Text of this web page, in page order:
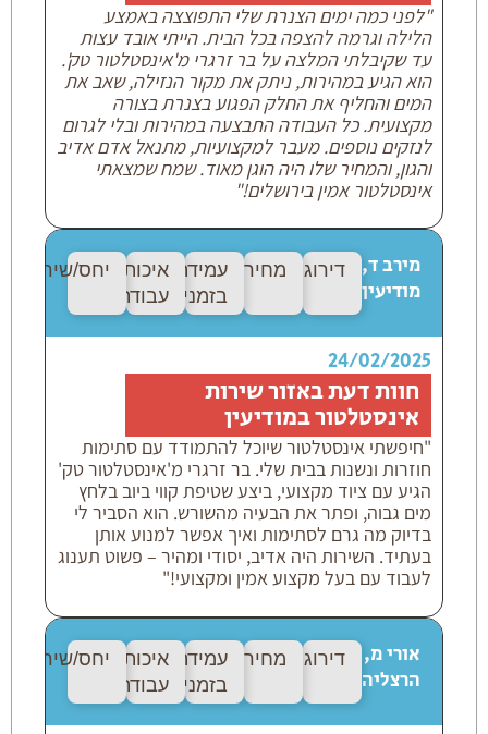
"לפני כמה ימים הצנרת שלי התפוצצה באמצע
הלילה וגרמה להצפה בכל הבית. הייתי אובד עצות
עד שקיבלתי המלצה על בר זרגרי מ'אינסטלטור טק'.
הוא הגיע במהירות, ניתק את מקור הנזילה, שאב את
המים והחליף את החלק הפגוע בצנרת בצורה
מקצועית. כל העבודה התבצעה במהירות ובלי לגרום
לנזקים נוספים. מעבר למקצועיות, מתנאל אדם אדיב
והגון, והמחיר שלו היה הוגן מאוד. שמח שמצאתי
אינסטלטור אמין בירושלים!"
מירב ד,
מודיעין
דירוג: 9/9
מחיר: 10/10
עמידה
בזמנים:9/9
איכות
עבודה:
יחס/שירות:
24/02/2025
חוות דעת באזור שירות
אינסטלטור במודיעין
"חיפשתי אינסטלטור שיוכל להתמודד עם סתימות
חוזרות ונשנות בבית שלי. בר זרגרי מ'אינסטלטור טק'
הגיע עם ציוד מקצועי, ביצע שטיפת קווי ביוב בלחץ
מים גבוה, ופתר את הבעיה מהשורש. הוא הסביר לי
בדיוק מה גרם לסתימות ואיך אפשר למנוע אותן
בעתיד. השירות היה אדיב, יסודי ומהיר – פשוט תענוג
לעבוד עם בעל מקצוע אמין ומקצועי!"
אורי מ,
הרצליה
דירוג: 9/9
מחיר: 10/10
עמידה
בזמנים:9/9
איכות
עבודה:
יחס/שירות: